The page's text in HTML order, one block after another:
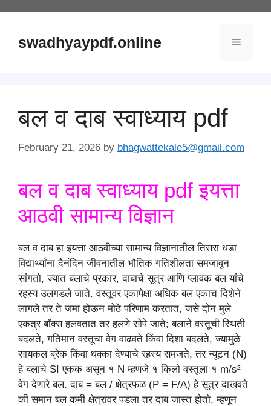
contentswadhyaypdf.online Menu
बल व दाब स्वाध्याय pdf
February 21, 2026 by bhagwattekale5@gmail.com
बल व दाब स्वाध्याय pdf इयत्ता
आठवी सामान्य विज्ञान
बल व दाब हा इयत्ता आठवीच्या सामान्य विज्ञानातील तिसरा धडा
विद्यार्थ्यांना दैनंदिन जीवनातील भौतिक गतिशीलता समजावून
सांगतो, ज्यात बलाचे प्रकार, दाबाचे सूत्र आणि प्लावक बल यांचे
रहस्य उलगडले जाते. वस्तूवर एकापेक्षा अधिक बल एकाच दिशेने
लागले तर ते जमा होऊन मोठे परिणाम करतात, जसे दोन मुले
एकत्र बॉक्स हलवतात तर हलणे सोपे जाते; बलाने वस्तूची स्थिती
बदलते, गतिमान वस्तूचा वेग वाढवते किंवा दिशा बदलते, ज्यामुळे
सायकल ब्रेक किंवा धक्का देण्याचे रहस्य समजते, तर न्यूटन (N)
हे बलाचे SI एकक असून १ N म्हणजे १ किलो वस्तूला १ m/s²
वेग देणारे बल. दाब = बल / क्षेत्रफळ (P = F/A) हे सूत्र दाखवते
की समान बल कमी क्षेत्रावर पडला तर दाब जास्त होतो, म्हणून